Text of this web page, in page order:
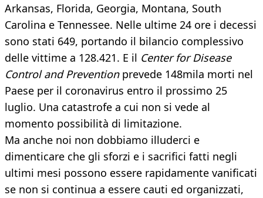
Arkansas, Florida, Georgia, Montana, South
Carolina e Tennessee. Nelle ultime 24 ore i decessi
sono stati 649, portando il bilancio complessivo
delle vittime a 128.421. E il Center for Disease
Control and Preventionprevede 148mila morti nel
Paese per il coronavirus entro il prossimo 25
luglio. Una catastrofe a cui non si vede al
momento possibilità di limitazione.
Ma anche noi non dobbiamo illuderci e
dimenticare che gli sforzi e i sacrifici fatti negli
ultimi mesi possono essere rapidamente vanificati
se non si continua a essere cauti ed organizzati,